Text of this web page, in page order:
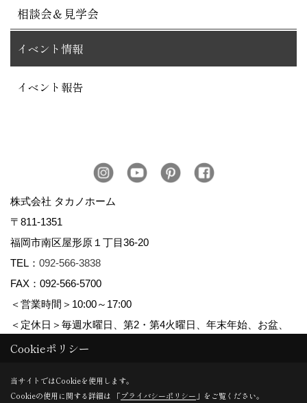
相談会＆見学会
イベント情報
イベント報告
株式会社 タカノホーム
〒811-1351
福岡市南区屋形原１丁目36-20
TEL： 092-566-3838
FAX：092-566-5700
＜営業時間＞10:00～17:00
＜定休日＞毎週水曜日、第2・第4火曜日、年末年始、お盆、
ゴールデンウィーク、夏季休暇
Copyright (c) TAKANO CONSTRUCTION CO.,LTD. All Rights Reserved.
Cookieポリシー
当サイトではCookieを使用します。
Cookieの使用に関する詳細は 「プライバシーポリシー 」をご覧ください。